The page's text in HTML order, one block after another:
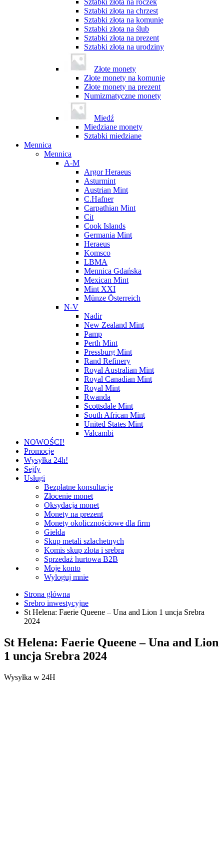
Sztabki złota na roczek
Sztabki złota na chrzest
Sztabki złota na komunię
Sztabki złota na ślub
Sztabki złota na prezent
Sztabki złota na urodziny
Złote monety
Złote monety na komunię
Złote monety na prezent
Numizmatyczne monety
Miedź
Miedziane monety
Sztabki miedziane
Mennica
Mennica
A-M
Argor Heraeus
Asturmint
Austrian Mint
C.Hafner
Carpathian Mint
Cit
Cook Islands
Germania Mint
Heraeus
Komsco
LBMA
Mennica Gdańska
Mexican Mint
Mint XXI
Münze Österreich
N-V
Nadir
New Zealand Mint
Pamp
Perth Mint
Pressburg Mint
Rand Refinery
Royal Australian Mint
Royal Canadian Mint
Royal Mint
Rwanda
Scottsdale Mint
South African Mint
United States Mint
Valcambi
NOWOŚCI!
Promocje
Wysyłka 24h!
Sejfy
Usługi
Bezpłatne konsultacje
Złocenie monet
Oksydacja monet
Monety na prezent
Monety okolicznościowe dla firm
Giełda
Skup metali szlachetnych
Komis skup złota i srebra
Sprzedaż hurtowa B2B
Moje konto
Wyloguj mnie
Strona główna
Srebro inwestycyjne
St Helena: Faerie Queene – Una and Lion 1 uncja Srebra
2024
St Helena: Faerie Queene – Una and Lion
1 uncja Srebra 2024
Wysyłka w 24H